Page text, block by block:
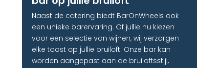
Naast de catering biedt BarOnWheels ook
een unieke barervaring. Of jullie nu kiezen
voor een selectie van wijnen, wij verzorgen
elke toast op jullie bruiloft. Onze bar kan
worden aangepast aan de bruiloftsstijl,